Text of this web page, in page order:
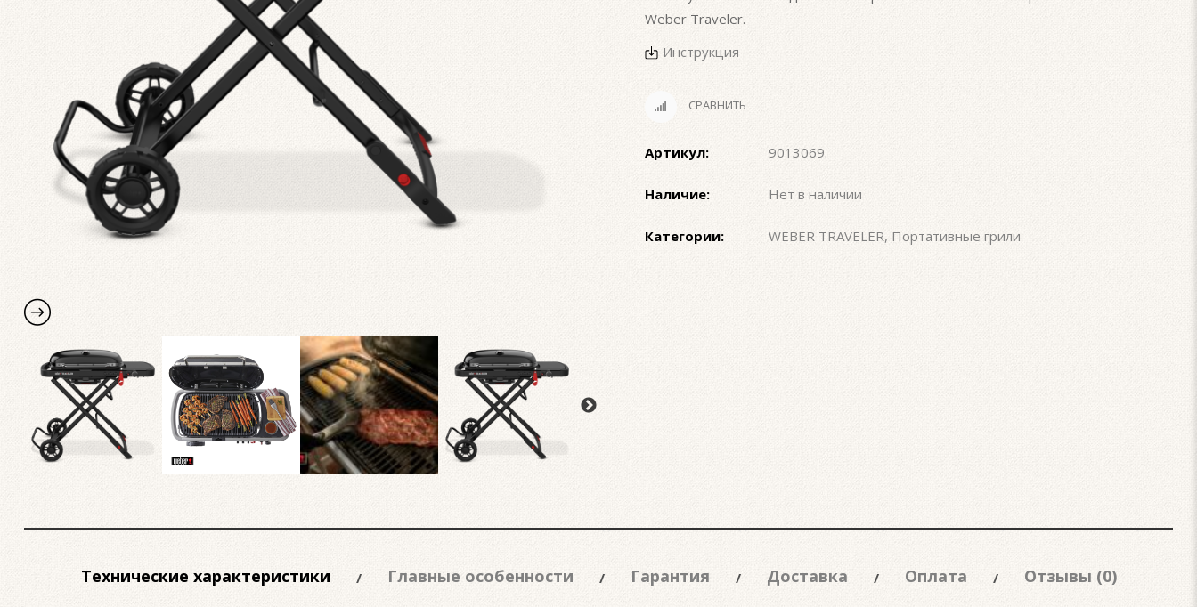
Weber Traveler.
Инструкция
СРАВНИТЬ
Артикул: 9013069.
Наличие: Нет в наличии
Категории: WEBER TRAVELER, Портативные грили
Технические характеристики Главные особенности Гарантия Доставка Оплата Отзывы (0)